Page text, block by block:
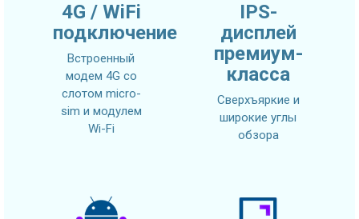
4G / WiFi
подключение
Встроенный
модем 4G со
слотом micro-
sim и модулем
Wi-Fi
IPS-
дисплей
премиум-
класса
Сверхъяркие и
широкие углы
обзора